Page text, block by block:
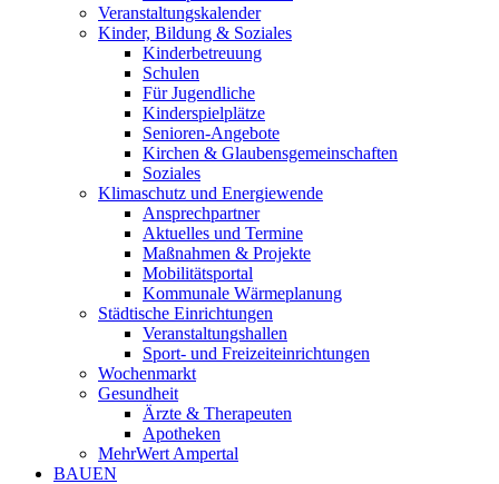
Veranstaltungskalender
Kinder, Bildung & Soziales
Kinderbetreuung
Schulen
Für Jugendliche
Kinderspielplätze
Senioren-Angebote
Kirchen & Glaubensgemeinschaften
Soziales
Klimaschutz und Energiewende
Ansprechpartner
Aktuelles und Termine
Maßnahmen & Projekte
Mobilitätsportal
Kommunale Wärmeplanung
Städtische Einrichtungen
Veranstaltungshallen
Sport- und Freizeiteinrichtungen
Wochenmarkt
Gesundheit
Ärzte & Therapeuten
Apotheken
MehrWert Ampertal
BAUEN